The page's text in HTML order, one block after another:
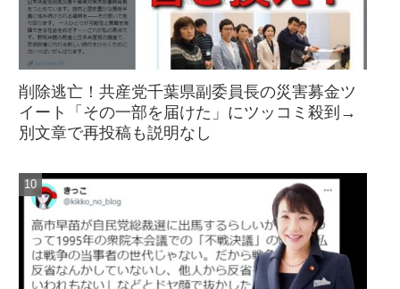
削除逃亡！共産党千葉県副委員長の災害募金ツ
イート「その一部を届けた」にツッコミ殺到→
別文章で再投稿も説明なし